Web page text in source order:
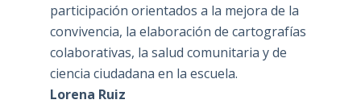
participación orientados a la mejora de la
convivencia, la elaboración de cartografías
colaborativas, la salud comunitaria y de
ciencia ciudadana en la escuela.
Lorena Ruiz